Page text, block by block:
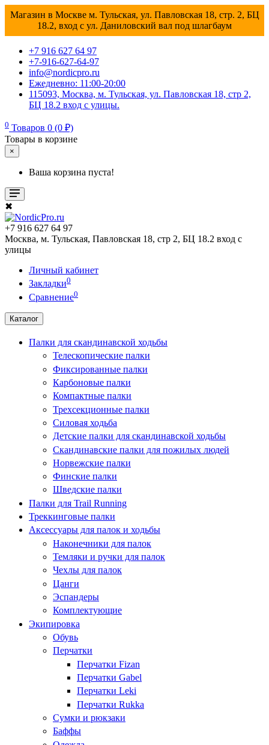
Магазин в Москве м. Тульская, ул. Павловская 18, стр. 2, БЦ
18.2, вход с ул. Даниловский вал под шлагбаум
+7 916 627 64 97
+7-916-627-64-97
info@nordicpro.ru
Ежедневно: 11:00-20:00
115093, Москва, м. Тульская, ул. Павловская 18, стр 2,
БЦ 18.2 вход с улицы.
0 Товаров 0 (0 ₽)
Товары в корзине
×
Ваша корзина пуста!
✖
+7 916 627 64 97
Москва, м. Тульская, Павловская 18, стр 2, БЦ 18.2 вход с
улицы
Личный кабинет
Закладки0
Сравнение0
Каталог
Палки для скандинавской ходьбы
Телескопические палки
Фиксированные палки
Карбоновые палки
Компактные палки
Трехсекционные палки
Силовая ходьба
Детские палки для скандинавской ходьбы
Скандинавские палки для пожилых людей
Норвежские палки
Финские палки
Шведские палки
Палки для Trail Running
Треккинговые палки
Аксессуары для палок и ходьбы
Наконечники для палок
Темляки и ручки для палок
Чехлы для палок
Цанги
Эспандеры
Комплектующие
Экипировка
Обувь
Перчатки
Перчатки Fizan
Перчатки Gabel
Перчатки Leki
Перчатки Rukka
Сумки и рюкзаки
Баффы